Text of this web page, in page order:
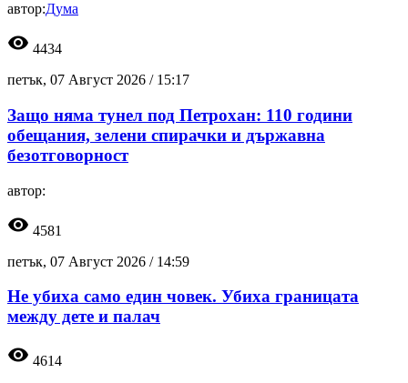
автор:Дума
visibility 4434
петък, 07 Август 2026 / 15:17
Защо няма тунел под Петрохан: 110 години
обещания, зелени спирачки и държавна
безотговорност
автор:
visibility 4581
петък, 07 Август 2026 / 14:59
Не убиха само един човек. Убиха границата
между дете и палач
visibility 4614